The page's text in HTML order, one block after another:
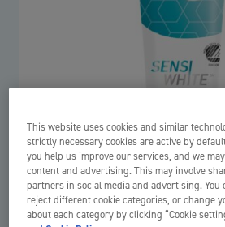
This website uses cookies and similar
strictly necessary cookies are active by
you help us improve our services, and we
content and advertising. This may involve
partners in social media and advertising. You
reject different cookie categories, or change
about each category by clicking “Cookie